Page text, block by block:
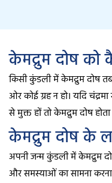
केमद्रुम दोष
किसी कुंडली में केमद्रुम दोष
ओर कोई ग्रह न हो। यदि
से मुक्त हों तो केमद्रुम दोष
केमद्रुम दोष के
अपनी जन्म कुंडली में केमद्रुम
और समस्याओं का सामना